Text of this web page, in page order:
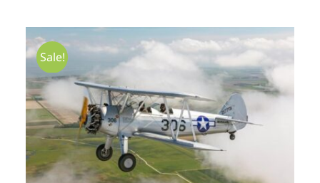
Sale!
TOEVOEGEN AAN WINKELWAGEN / DETAILS